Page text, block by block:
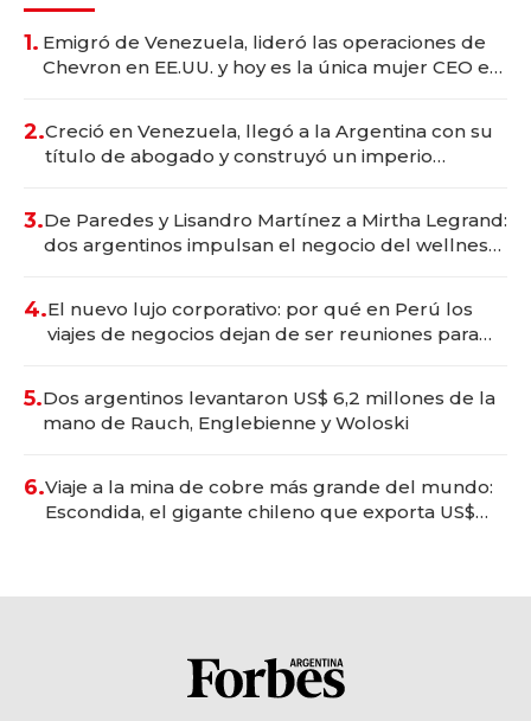
1. Emigró de Venezuela, lideró las operaciones de
Chevron en EE.UU. y hoy es la única mujer CEO en
2.Creció en Venezuela, llegó a la Argentina con su
título de abogado y construyó un imperio
3.De Paredes y Lisandro Martínez a Mirtha Legrand:
dos argentinos impulsan el negocio del wellness
4.El nuevo lujo corporativo: por qué en Perú los
viajes de negocios dejan de ser reuniones para
5.Dos argentinos levantaron US$ 6,2 millones de la
mano de Rauch, Englebienne y Woloski
6.Viaje a la mina de cobre más grande del mundo:
Escondida, el gigante chileno que exporta US$